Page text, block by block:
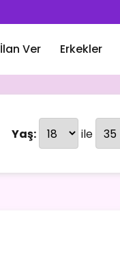
İlan Ver Erkekler
Yaş: ile